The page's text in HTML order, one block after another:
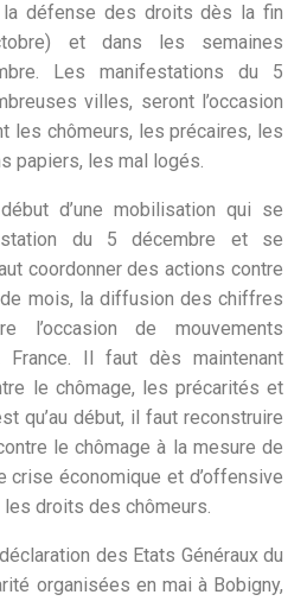
la défense des droits dès la fin
et dans les semaines
Les manifestations du 5
villes, seront l’occasion
les chômeurs, les précaires, les
papiers, les mal logés.
d’une mobilisation qui se
du 5 décembre et se
coordonner des actions contre
de mois, la diffusion des chiffres
l’occasion de mouvements
France. Il faut dès maintenant
le chômage, les précarités et
qu’au début, il faut reconstruire
le chômage à la mesure de
crise économique et d’offensive
droits des chômeurs.
des Etats Généraux du
organisées en mai à Bobigny,